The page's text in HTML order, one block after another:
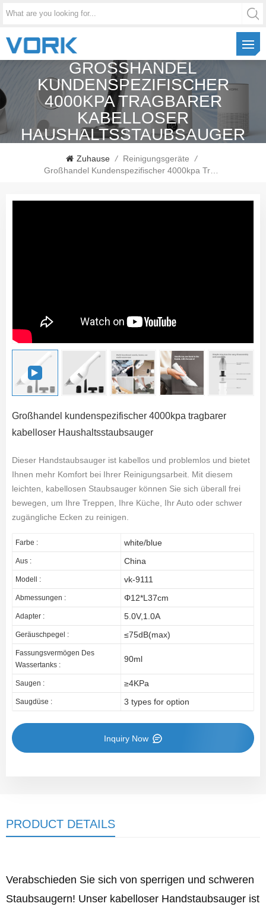
GROSSHANDEL K
UNDENSPEZIFISCHER 4
000KPA TRAGBARER K
ABELLOSER H
AUSHALTSSTAUBSAUGER
Zuhause / Reinigungsgeräte
/
Großhandel Kundenspezifischer 4000kpa Tragbarer Kabelloser Haushaltsstaubsauger
Großhandel kundenspezifischer 4000kpa tragbarer
kabelloser Haushaltsstaubsauger
Dieser Handstaubsauger ist kabellos und problemlos und bietet
Ihnen mehr Komfort bei Ihrer Reinigungsarbeit. Mit diesem
leichten, kabellosen Staubsauger können Sie sich überall frei
bewegen, um Ihre Treppen, Ihre Küche, Ihr Auto oder schwer
zugängliche Ecken zu reinigen.
Farbe : white/blue
Aus : China
Modell : vk-9111
Abmessungen : Φ12*L37cm
Adapter : 5.0V,1.0A
Geräuschpegel : ≤75dB(max)
Fassungsvermögen Des
Wassertanks :
90ml
Saugen : ≥4KPa
Saugdüse : 3 types for option
Inquiry Now
PRODUCT DETAILS
Verabschieden Sie sich von sperrigen und schweren
Staubsaugern! Unser kabelloser Handstaubsauger ist